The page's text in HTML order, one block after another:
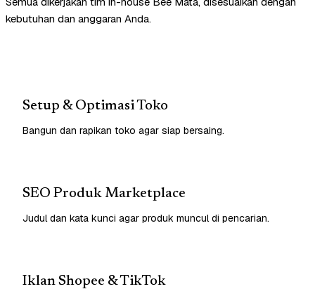
kebutuhan dan anggaran Anda.
Setup & Optimasi Toko
Bangun dan rapikan toko agar siap bersaing.
SEO Produk Marketplace
Judul dan kata kunci agar produk muncul di pencarian.
Iklan Shopee & TikTok